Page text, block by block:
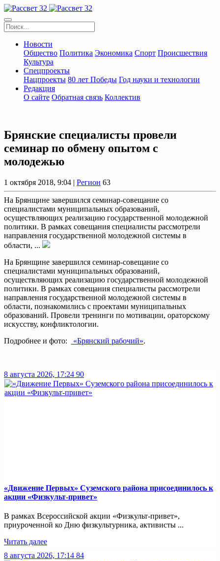
Новости
Общество Политика Экономика Спорт Происшествия
Культура
Спецпроекты
Нацпроекты 80 лет Победы Год науки и технологии
Редакция
О сайте Обратная связь Коллектив
Брянские специалисты провели
семинар по обмену опытом с
молодежью
1 октября 2018, 9:04 | Регион 63
На Брянщине завершился семинар-совещание со
специалистами муниципальных образований,
осуществляющих реализацию государственной молодежной
политики. В рамках совещания специалисты рассмотрели
направления государственной молодежной системы в
области, ...
На Брянщине завершился семинар-совещание со
специалистами муниципальных образований,
осуществляющих реализацию государственной молодежной
политики. В рамках совещания специалисты рассмотрели
направления государственной молодежной системы в
области, познакомились с проектами муниципальных
образований. Провели тренинги по мотивации, ораторскому
искусству, конфликтологии.
Подробнее и фото:
«Брянский рабочий».
8 августа 2026, 17:24 90
«Движение Первых» Суземского района присоединилось к
акции «Физкульт-привет»
В рамках Всероссийской акции «Физкульт-привет»,
приуроченной ко Дню физкультурника, активисты ...
Читать далее
8 августа 2026, 17:14 84